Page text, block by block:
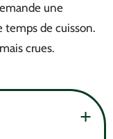
une
temps de cuisson.
crues.